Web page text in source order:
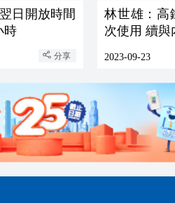
日開放時間
時
分享
林世雄：高
次使用 續與
2023-09-23